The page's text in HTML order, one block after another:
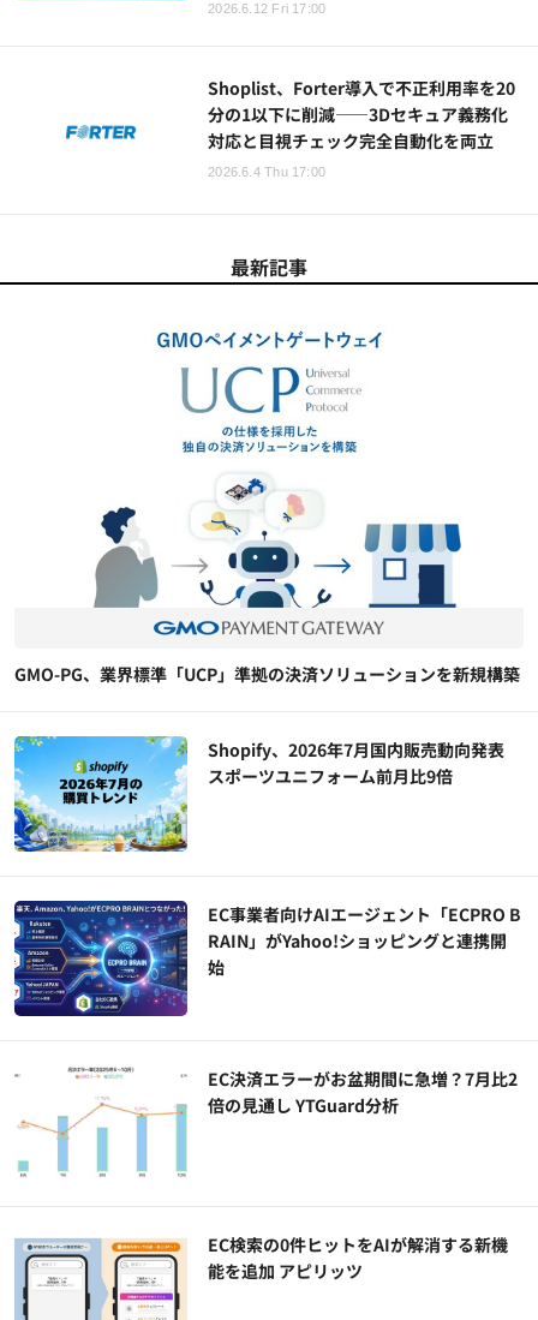
2026.6.12 Fri 17:00
Shoplist、Forter導入で不正利用率を20
分の1以下に削減――3Dセキュア義務化
対応と目視チェック完全自動化を両立
2026.6.4 Thu 17:00
最新記事
GMO-PG、業界標準「UCP」準拠の決済ソリューションを新規構築
Shopify、2026年7月国内販売動向発表
スポーツユニフォーム前月比9倍
EC事業者向けAIエージェント「ECPRO B
RAIN」がYahoo!ショッピングと連携開
始
EC決済エラーがお盆期間に急増？7月比2
倍の見通し YTGuard分析
EC検索の0件ヒットをAIが解消する新機
能を追加 アピリッツ